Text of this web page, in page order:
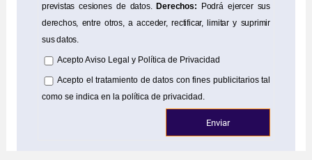
previstas cesiones de datos. Derechos: Podrá ejercer sus
derechos, entre otros, a acceder, rectificar, limitar y suprimir
sus datos.
AceptoAviso Legal y Política de Privacidad
Acepto el tratamiento de datos con fines publicitarios tal
como se indica en la política de privacidad.